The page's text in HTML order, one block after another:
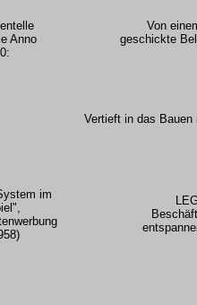
Anno
Von
geschickte
Vertieft in das Bauen
im